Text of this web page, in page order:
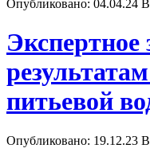
Опубликовано: 04.04.24
Экспертное
питьевой
Опубликовано: 19.12.23